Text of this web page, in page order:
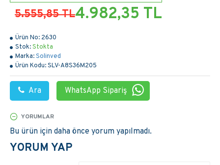
Ürün No: 2630
Stok:Stokta
Marka:Solinved
Ürün Kodu:SLV-A8S36M205
Ara WhatsApp Sipariş
5.555,85 TL4.982,35 TL
YORUMLAR
Bu ürün için daha önce yorum yapılmadı.
YORUM YAP